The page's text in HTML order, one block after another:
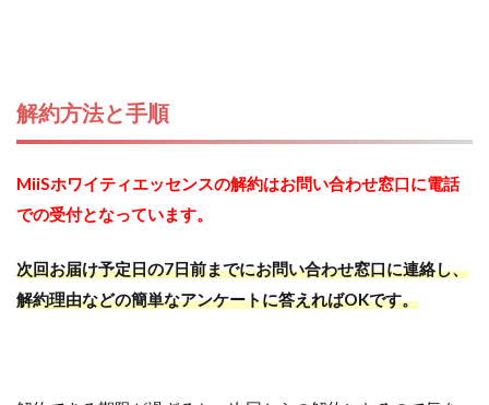
解約方法と手順
MiiSホワイティエッセンスの解約はお問い合わせ窓口に電話
での受付となっています。
次回お届け予定日の7日前までにお問い合わせ窓口に連絡し、
解約理由などの簡単なアンケートに答えればOKです。